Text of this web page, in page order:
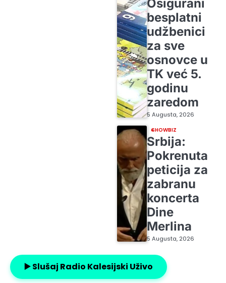
Osigurani
besplatni
udžbenici
za sve
osnovce u
TK već 5.
godinu
zaredom
5 Augusta, 2026
SHOWBIZ
Srbija:
Pokrenuta
peticija za
zabranu
koncerta
Dine
Merlina
5 Augusta, 2026
▶️ Slušaj Radio Kalesijski Uživo